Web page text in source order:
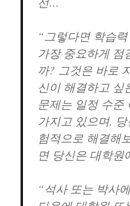
“그렇다면 학습
가장 중요하게 점
까? 그것은 바로
신이 해결하고 싶
문제는 일정 수준
가지고 있으며,
험적으로 해결해
면 당신은 대학원
“석사 또는 박사